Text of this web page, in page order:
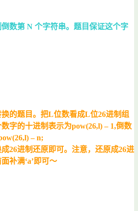
数第 N 个字符串。题目保证这个字
的题目。把L位数看成L位26进制组
字的十进制表示为pow(26,l) – 1,倒数
– n;
26进制还原即可。注意，还原成26进
补满‘a’即可～